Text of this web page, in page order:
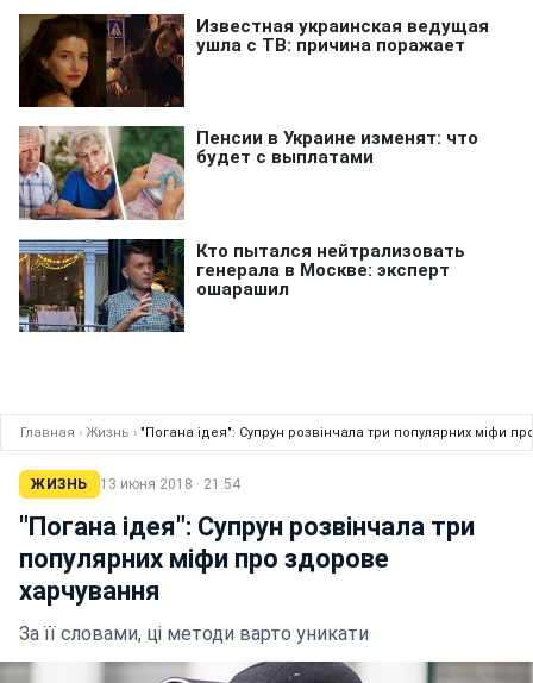
Главная › Жизнь › "Погана ідея": Супрун розвінчала три популярних міфи
ЖИЗНЬ 13 июня 2018 · 21:54
"Погана ідея": Супрун розвінчала три
популярних міфи про здорове
харчування
За її словами, ці методи варто уникати